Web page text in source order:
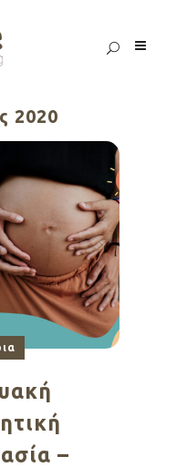
2020
–